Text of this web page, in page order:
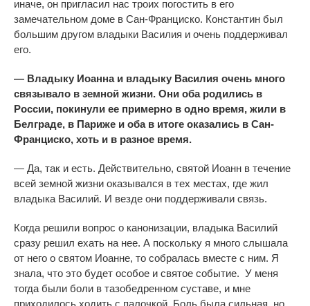
иначе, он пригласил нас троих погостить в его
замечательном доме в Сан-Франциско. Константин был
большим другом владыки Василия и очень поддерживал
его.
— Владыку Иоанна и владыку Василия очень много
связывало в земной жизни. Они оба родились в
России, покинули ее примерно в одно время, жили в
Белграде, в Париже и оба в итоге оказались в Сан-
Франциско, хоть и в разное время.
— Да, так и есть. Действительно, святой Иоанн в течение
всей земной жизни оказывался в тех местах, где жил
владыка Василий. И везде они поддерживали связь.
Когда решили вопрос о канонизации, владыка Василий
сразу решил ехать на нее. А поскольку я много слышала
от него о святом Иоанне, то собралась вместе с ним. Я
знала, что это будет особое и святое событие. У меня
тогда были боли в тазобедренном суставе, и мне
приходилось ходить с палочкой. Боль была сильная, но